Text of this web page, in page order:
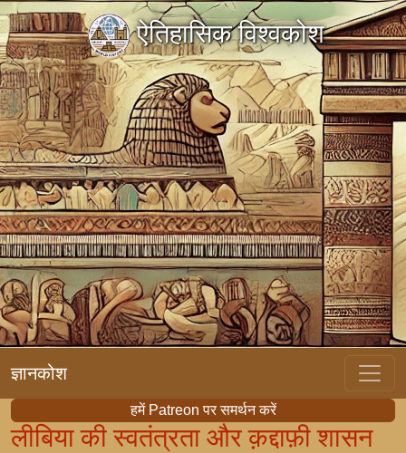
ऐतिहासिक विश्वकोश
ज्ञानकोश
हमें Patreon पर समर्थन करें
लीबिया की स्वतंत्रता और क़द्दाफ़ी शासन